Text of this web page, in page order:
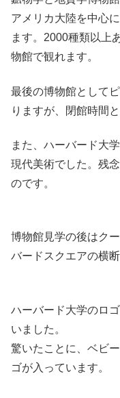
アメリカ大陸を中心
ます。2000種類以上
物館で観れます。
最後の博物館として
りますが、閉館時間
また、ハーバード大
現代美術でした。残
のです。
博物館見学の後はク
バードスクエアの横断
ハーバード大学のロ
いました。
驚いたことに、ベビ
ゴが入っています。